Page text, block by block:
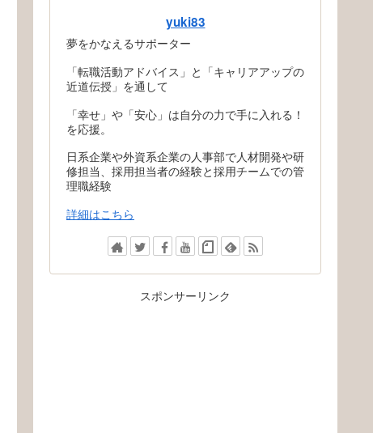
yuki83
夢をかなえるサポーター
「転職活動アドバイス」と「キャリアアップの
近道伝授」を通して
「幸せ」や「安心」は自分の力で手に入れる！
を応援。
日系企業や外資系企業の人事部で人材開発や研
修担当、採用担当者の経験と採用チームでの管
理職経験
詳細はこちら
スポンサーリンク